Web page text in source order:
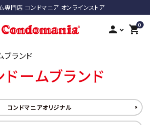
専門店 コンドマニア オンラインストア
person 0
shopping_cart
ブランド
ドームブランド
コンドマニアオリジナル